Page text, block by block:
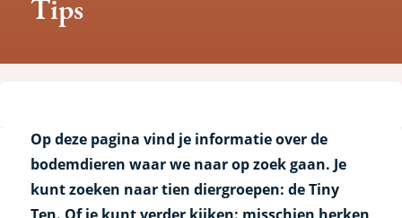
Tips
Op deze pagina vind je informatie over de
bodemdieren waar we naar op zoek gaan. Je
kunt zoeken naar tien diergroepen: de Tiny